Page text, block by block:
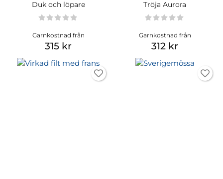
Duk och löpare
Garnkostnad från
315 kr
Tröja Aurora
Garnkostnad från
312 kr